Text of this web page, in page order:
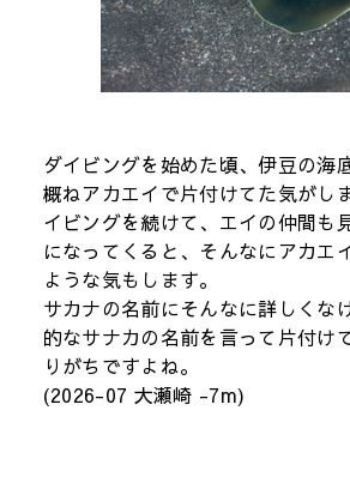
ダイビングを始めた頃、伊豆の海
概ねアカエイで片付けてた気がし
イビングを続けて、エイの仲間も
になってくると、そんなにアカエ
ような気もします。
サカナの名前にそんなに詳しくな
的なサナカの名前を言って片付け
りがちですよね。
(2026-07 大瀬崎 -7m)